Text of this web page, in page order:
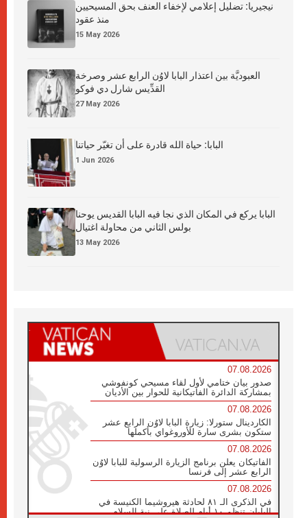
نيجيريا: تضليل إعلامي لإخفاء العنف بحق المسيحيين
منذ عقود
15 May 2026
العبوديَّة بين اعتذار البابا لاوُن الرابع عشر وصرخة
القدِّيس شارل دي فوكو
27 May 2026
البابا: حياة الله قادرة على أن تغيّر حياتنا
1 Jun 2026
البابا يركع في المكان الذي نجا فيه البابا القديس يوحنا
بولس الثاني من محاولة اغتيال
13 May 2026
07.08.2026
صدور بيان ختامي لأول لقاء مسيحي كونفوشي
بمشاركة الدائرة الفاتيكانية للحوار بين الأديان
07.08.2026
الكاردينال ستورلا: زيارة البابا لاوُن الرابع عشر
ستكون بشرى سارة للأوروغواي بأكملها
07.08.2026
الفاتيكان يعلن برنامج الزيارة الرسولية للبابا لاوُن
الرابع عشر إلى فرنسا
07.08.2026
في الذكرى الـ ٨١ لحادثة هيروشيما الكنيسة في
اليابان تنظم ١٠ أيام للصلاة على نية السلام